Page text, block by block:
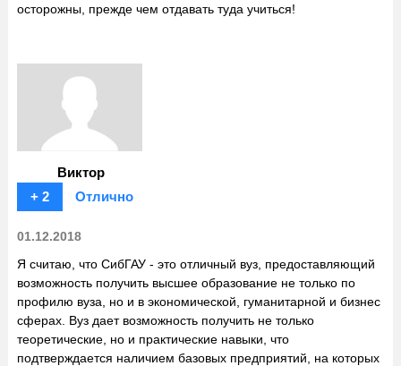
осторожны, прежде чем отдавать туда учиться!
Виктор
+ 2
Отлично
01.12.2018
Я считаю, что СибГАУ - это отличный вуз, предоставляющий
возможность получить высшее образование не только по
профилю вуза, но и в экономической, гуманитарной и бизнес
сферах. Вуз дает возможность получить не только
теоретические, но и практические навыки, что
подтверждается наличием базовых предприятий, на которых